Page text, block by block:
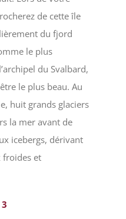
de cette île
du fjord
le plus
du Svalbard,
le plus beau. Au
huit grands glaciers
la mer avant de
icebergs, dérivant
froides et